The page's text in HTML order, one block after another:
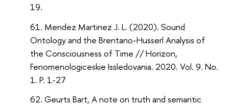
19.
Mendez Martinez J. L. (2020). Sound
Ontology and the Brentano-Husserl Analysis of
the Consciousness of Time // Horizon,
Fenomenologiceskie Issledovania. 2020. Vol. 9. No.
1. P. 1-27
Geurts Bart, A note on truth and semantic